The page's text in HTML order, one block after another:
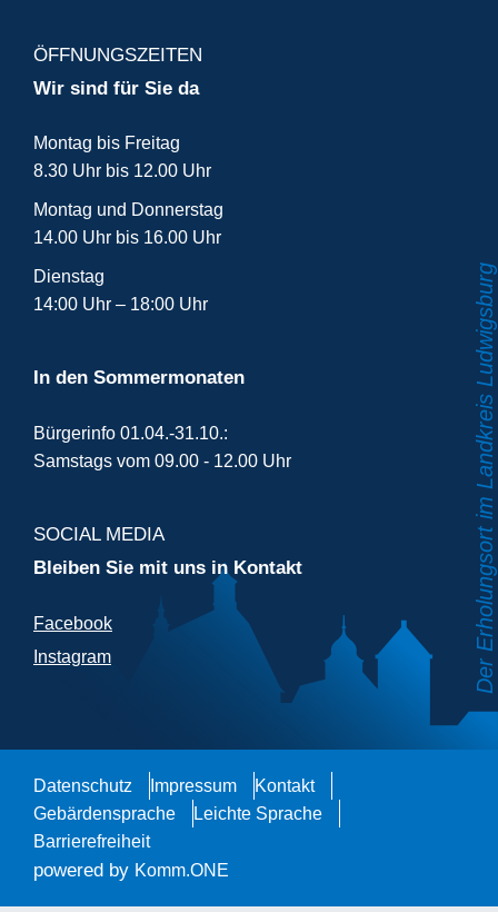
ÖFFNUNGSZEITEN
Wir sind für Sie da
Montag bis Freitag
8.30 Uhr bis 12.00 Uhr
Montag und Donnerstag
14.00 Uhr bis 16.00 Uhr
Dienstag
14:00 Uhr – 18:00 Uhr
In den Sommermonaten
Bürgerinfo 01.04.-31.10.:
Samstags vom 09.00 - 12.00 Uhr
SOCIAL MEDIA
Bleiben Sie mit uns in Kontakt
Facebook
Instagram
Datenschutz Impressum
Kontakt
Gebärdensprache
Leichte Sprache
Barrierefreiheit
powered by Komm.ONE